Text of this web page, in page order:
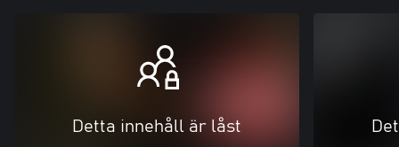
Detta innehåll är låst